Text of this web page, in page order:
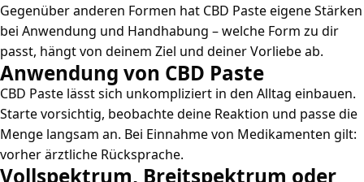
Gegenüber anderen Formen hat CBD Paste eigene Stärken
bei Anwendung und Handhabung – welche Form zu dir
passt, hängt von deinem Ziel und deiner Vorliebe ab.
Anwendung von CBD Paste
CBD Paste lässt sich unkompliziert in den Alltag einbauen.
Starte vorsichtig, beobachte deine Reaktion und passe die
Menge langsam an. Bei Einnahme von Medikamenten gilt:
vorher ärztliche Rücksprache.
Vollspektrum, Breitspektrum oder